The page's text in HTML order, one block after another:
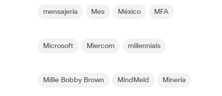
mensajería Mes México MFA
Microsoft Miercom millennials
Millie Bobby Brown MindMeld Minería